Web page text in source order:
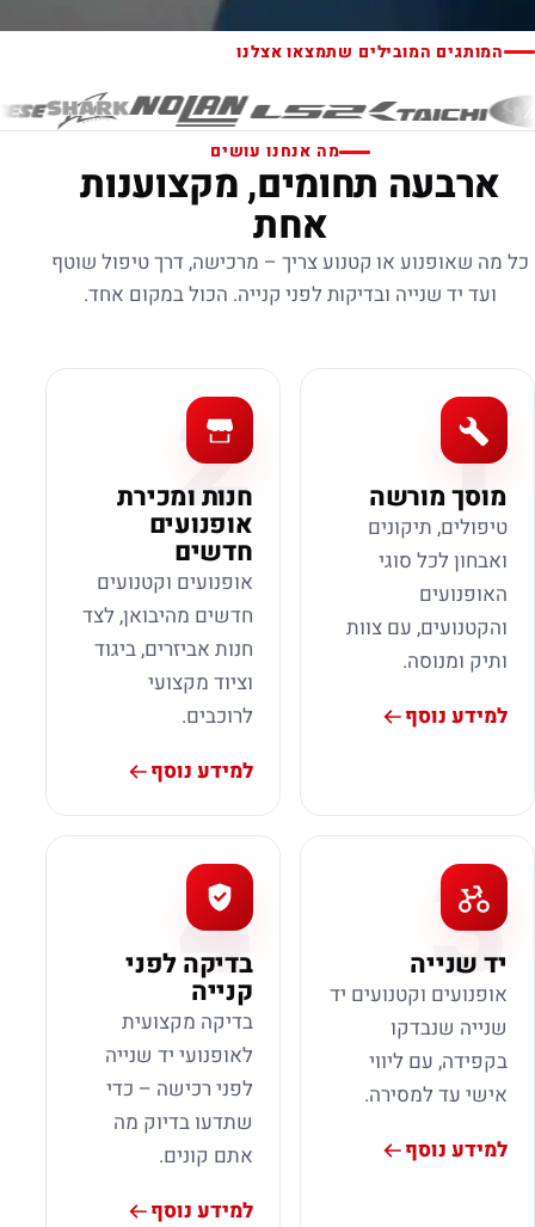
המותגים המובילים שתמצאו אצלנו
מה אנחנו עושים
ארבעה תחומים, מקצוענות
אחת
כל מה שאופנוע או קטנוע צריך – מרכישה, דרך טיפול שוטף
ועד יד שנייה ובדיקות לפני קנייה. הכול במקום אחד.
1
מוסך מורשה
טיפולים, תיקונים
ואבחון לכל סוגי
האופנועים
והקטנועים, עם צוות
ותיק ומנוסה.
למידע נוסף
2
חנות ומכירת
אופנועים
חדשים
אופנועים וקטנועים
חדשים מהיבואן, לצד
חנות אביזרים, ביגוד
וציוד מקצועי
לרוכבים.
למידע נוסף
3
יד שנייה
אופנועים וקטנועים יד
שנייה שנבדקו
בקפידה, עם ליווי
אישי עד למסירה.
למידע נוסף
4
בדיקה לפני
קנייה
בדיקה מקצועית
לאופנועי יד שנייה
לפני רכישה – כדי
שתדעו בדיוק מה
אתם קונים.
למידע נוסף